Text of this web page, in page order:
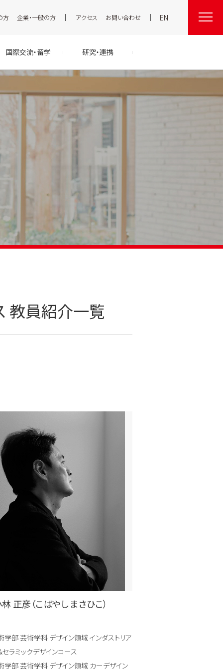
方 企業・一般の方 アクセス お問い合わせ EN
国際交流・留学 研究・連携
教員紹介一覧
正彦（こばやし まさひこ）
学部 芸術学科 デザイン領域 インダストリア
セラミックデザインコース
学部 芸術学科 デザイン領域 カーデザイン